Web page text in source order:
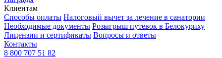
Клиентам
Способы оплаты Налоговый вычет за лечение в санатории
Необходимые документы Розыгрыш путевок в Белокуриху
Лицензии и сертификаты Вопросы и ответы
Контакты
8 800 707 51 82